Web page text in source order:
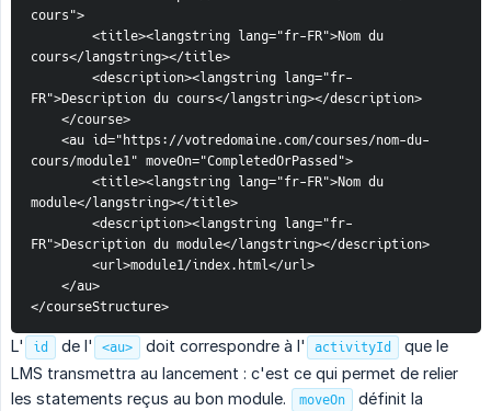
cours">
cours</langstring></title>
FR">Description du cours</langstring></description>
</course>
cours/module1" moveOn="CompletedOrPassed">
module</langstring></title>
FR">Description du module</langstring></description>
<url>module1/index.html</url>
</au>
</courseStructure>
L' id de l' <au> doit correspondre à l' activityId
que le
LMS transmettra au lancement : c'est ce qui permet de relier
les statements reçus au bon module.
moveOn
définit la